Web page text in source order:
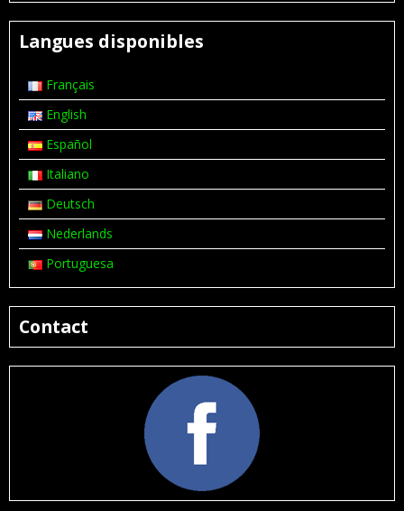
Langues disponibles
Français
English
Español
Italiano
Deutsch
Nederlands
Portuguesa
Contact